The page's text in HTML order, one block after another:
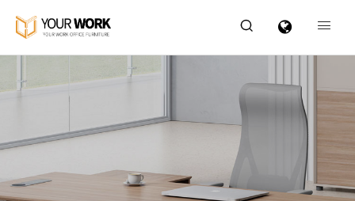
 